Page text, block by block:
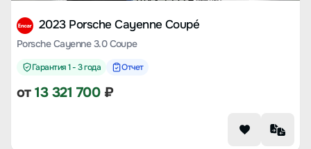
2023 Porsche Cayenne Coupé
Porsche Cayenne 3.0 Coupe
Гарантия 1 - 3 года Отчет
от13 321 700₽